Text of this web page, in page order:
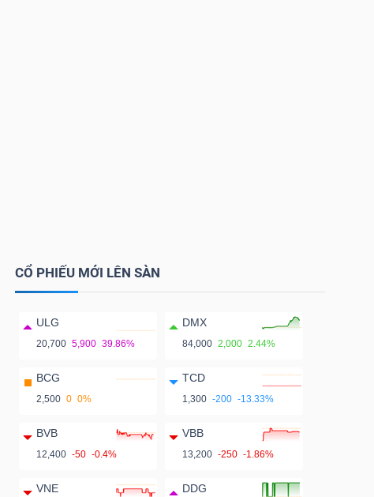
CỔ PHIẾU MỚI LÊN SÀN
ULG
20,700 5,900 39.86%
DMX
84,000 2,000 2.44%
BCG
2,500 0 0%
TCD
1,300 -200 -13.33%
BVB
12,400 -50 -0.4%
VBB
13,200 -250 -1.86%
VNE DDG